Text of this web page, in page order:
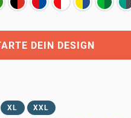
DEIN DESIGN
XL XXL